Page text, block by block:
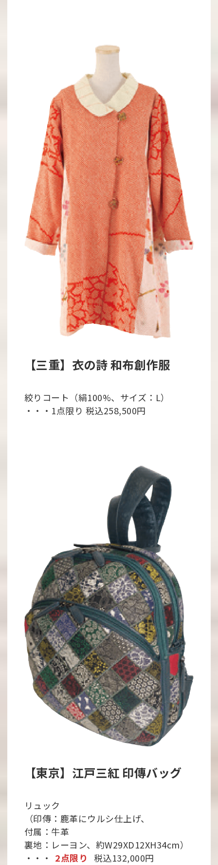
【三重】衣の詩 和布創作服
絞りコート（絹100%、サイズ：L）
・・・1点限り 税込258,500円
【東京】江戸三紅 印傳バッグ
リュック
（印傳：鹿革にウルシ仕上げ、
付属：牛革
裏地：レーヨン、約W29XD12XH34cm）
・・・
2点限り 税込132,000円